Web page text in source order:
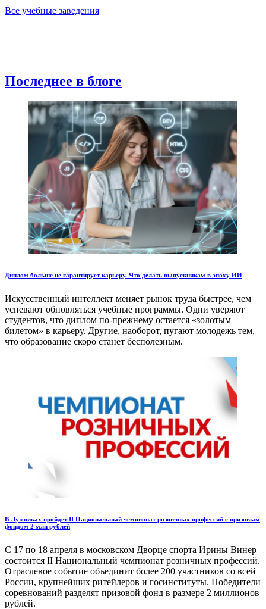
Все учебные заведения
Последнее в блоге
Диплом больше не гарантирует карьеру. Что делать выпускникам в эпоху ИИ
Искусственный интеллект меняет рынок труда быстрее, чем
успевают обновляться учебные программы. Одни уверяют
студентов, что диплом по-прежнему остается «золотым
билетом» в карьеру. Другие, наоборот, пугают молодежь тем,
что образование скоро станет бесполезным.
В Лужниках пройдет II Национальный чемпионат розничных профессий с призовым
фондом 2 млн рублей
С 17 по 18 апреля в московском Дворце спорта Ирины Винер
состоится II Национальный чемпионат розничных профессий.
Отраслевое событие объединит более 200 участников со всей
России, крупнейших ритейлеров и госинституты. Победители
соревнований разделят призовой фонд в размере 2 миллионов
рублей.